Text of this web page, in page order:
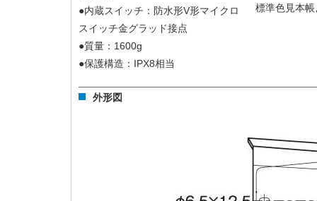
●内蔵スイッチ：防水形V形マイクロ
スイッチ金グラッド接点
●質量：1600g
●保護構造：IPX8相当
標準色見本帳
外形図